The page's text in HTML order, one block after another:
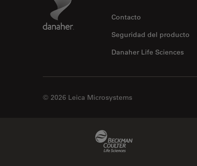
Contacto
Seguridad del producto
Danaher Life Sciences
© 2026 Leica Microsystems